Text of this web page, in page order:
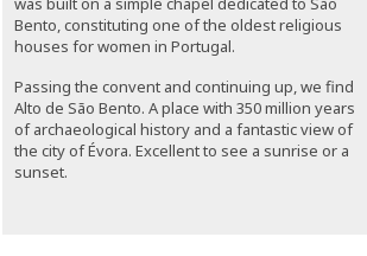
Bento, constituting one of the oldest religious
houses for women in Portugal.
Passing the convent and continuing up, we find
Alto de São Bento. A place with 350 million years
of archaeological history and a fantastic view of
the city of Évora. Excellent to see a sunrise or a
sunset.